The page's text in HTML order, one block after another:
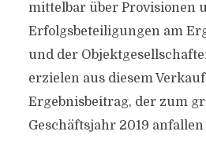
mittelbar über Provisionen
Erfolgsbeteiligungen am
und der
erzielen aus diesem
Ergebnisbeitrag, der zum
Geschäftsjahr 2019 anfallen